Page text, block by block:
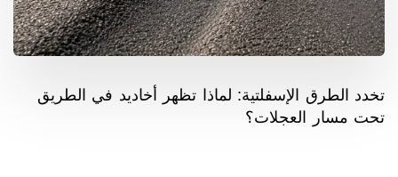
تخدد الطرق الإسفلتية: لماذا تظهر أخاديد في الطريق
تحت مسار العجلات؟